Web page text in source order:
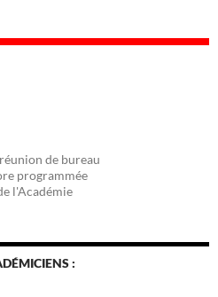
de bureau
programmée
l'Académie
: